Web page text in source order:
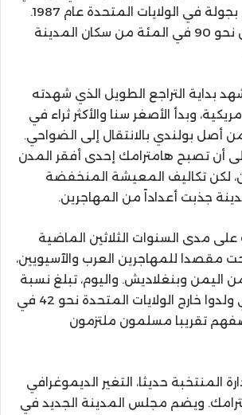
الأصول، عندما قام بجولة في الولايات المتحدة عام 1987.
وفي عام 1970، كان نحو 90 في المئة من سكان المدينة
بداية التراجع الطويل الذي شهدته
وبدأ الأصغر سنا والأكثر ثراء في
أصل بولندي بالانتقال إلى الضواحي.
أن تصبح هامترامك إحدى أفقر المدن
لكن تكاليف المعيشة المنخفضة
جذبت أعداداً من المهاجرين.
مدى السنوات الثلاثين الماضية
مقصدا للمهاجرين العرب والآسيويين،
اليمن وبنغلاديش. واليوم، تبلغ نسبة
سكان المدينة الذي ولدوا خارج الولايات المتحدة نحو 42 في
تقريبا مسلمون ملتزمون
المنتخبة حديثا، التغير الديموغرافي
ويضم مجلس المدينة الجديد في